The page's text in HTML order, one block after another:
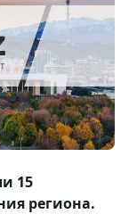
15
региона.